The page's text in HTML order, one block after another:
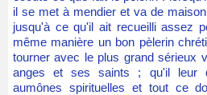
il se met à mendier et va de
jusqu'à ce qu'il ait recueilli assez
même manière un bon pèlerin
tourner avec le plus grand sérieux
anges et ses saints ; qu'il leur
aumônes spirituelles et tout ce